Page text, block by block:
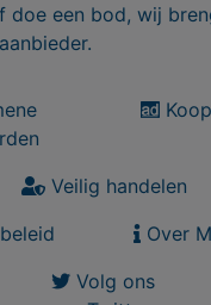
doe een bod, wij
Veilig handelen
Over
Volg ons